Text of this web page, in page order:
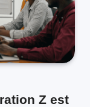
Z est